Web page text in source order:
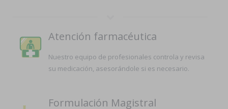
Atención farmacéutica
Nuestro equipo de profesionales controla y revisa
su medicación, asesorándole si es necesario.
Formulación Magistral